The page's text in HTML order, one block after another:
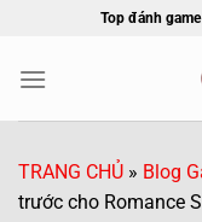
nội
Top đánh
TRANG CHỦ » Blog
trước cho Romance